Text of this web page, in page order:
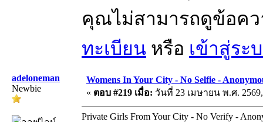
คุณไม่สามารถดูข้อค
ทะเบียน หรือ เข้าสู่ระ
adeloneman
Newbie
Womens In Your City - No Selfie -
« ตอบ #219 เมื่อ: วันที่ 23 เมษายน พ.ศ. 2569,
Private Girls From Your City - No Verify -